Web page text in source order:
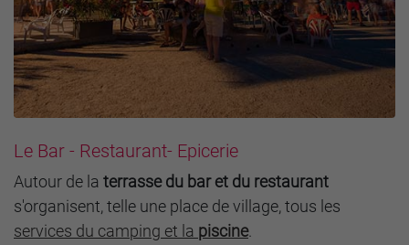
Le Bar - Restaurant- Epicerie
Autour de la terrasse du bar et du restaurant
s'organisent, telle une place de village, tous les
services du camping et la piscine.